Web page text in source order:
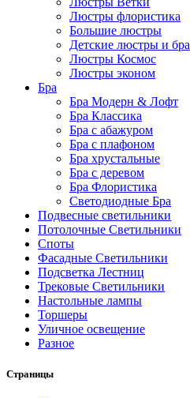
Люстры флористика
Большие люстры
Детские люстры и бра
Люстры Космос
Люстры эконом
Бра
Бра Модерн & Лофт
Бра Классика
Бра с абажуром
Бра с плафоном
Бра хрустальные
Бра с деревом
Бра Флористика
Светодиодные Бра
Подвесные светильники
Потолочные Светильники
Споты
Фасадные Светильники
Подсветка Лестниц
Трековые Светильники
Настольные лампы
Торшеры
Уличное освещение
Разное
Страницы